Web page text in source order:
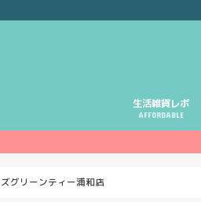
生活雑貨レポ
AFFORDABLE
グリーンティー浦和店